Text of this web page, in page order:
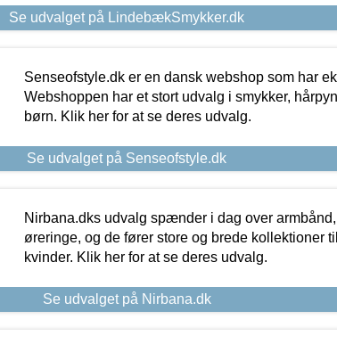
Se udvalget på LindebækSmykker.dk
Senseofstyle.dk er en dansk webshop som har
Webshoppen har et stort udvalg i smykker,
børn. Klik her for at se deres udvalg.
Se udvalget på Senseofstyle.dk
Nirbana.dks udvalg spænder i dag over
øreringe, og de fører store og brede kollektioner
kvinder. Klik her for at se deres udvalg.
Se udvalget på Nirbana.dk